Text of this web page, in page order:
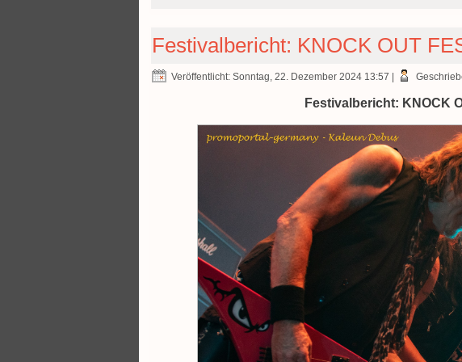
Festivalbericht: KNOCK OUT
Veröffentlicht: Sonntag, 22. Dezember 2024 13:57
Festivalbericht: KNOCK